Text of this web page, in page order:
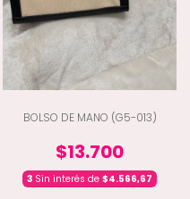
BOLSO DE MANO (G5-013)
$13.700
3 Sin interés de $4.566,67